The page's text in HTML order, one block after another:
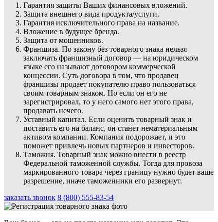
Гарантия защиты Ваших финансовых вложений.
Защита внешнего вида продукта/услуги.
Гарантия исключительного права на название.
Вложение в будущее бренда.
Защита от мошенников.
Франшиза. По закону без товарного знака нельзя
заключать франшизный договор — на юридическом
языке его называют договором коммерческой
концессии. Суть договора в том, что продавец
франшизы продает покупателю право пользоваться
своим товарным знаком. Но если он его не
зарегистрировал, то у него самого нет этого права,
продавать нечего.
Уставный капитал. Если оценить товарный знак и
поставить его на баланс, он станет нематериальным
активом компании. Компания подорожает, и это
поможет привлечь новых партнеров и инвесторов.
Таможня. Товарный знак можно внести в реестр
Федеральной таможенной службы. Тогда для провоза
маркированного товара через границу нужно будет ваше
разрешение, иначе таможенники его развернут.
заказать звонок 8 (800) 555-83-54